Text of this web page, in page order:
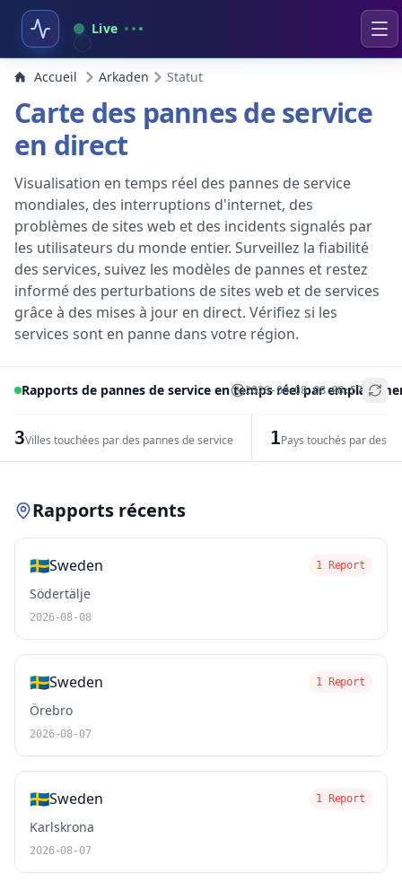
Live
Accueil Arkaden Statut
Carte des pannes de service
en direct
Visualisation en temps réel des pannes de service
mondiales, des interruptions d'internet, des
problèmes de sites web et des incidents signalés par
les utilisateurs du monde entier. Surveillez la fiabilité
des services, suivez les modèles de pannes et restez
informé des perturbations de sites web et de services
grâce à des mises à jour en direct. Vérifiez si les
services sont en panne dans votre région.
Rapports de pannes de service en temps réel par
2026-08-08 08:08:57
3Villes touchées par des pannes de service 1Pays touchés par des
+
Rapports récents
🇸🇪Sweden 1 Report
Södertälje
2026-08-08
🇸🇪Sweden 1 Report
Örebro
2026-08-07
🇸🇪Sweden 1 Report
Karlskrona
2026-08-07